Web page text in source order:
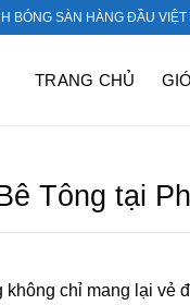
BÓNG SÀN HÀNG ĐẦU VIỆT
TRANG CHỦ
Tông tại
chỉ mang lại vẻ